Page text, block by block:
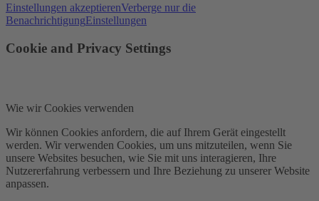
Einstellungen akzeptierenVerberge nur die
BenachrichtigungEinstellungen
Cookie and Privacy Settings
Wie wir Cookies verwenden
Wir können Cookies anfordern, die auf Ihrem Gerät eingestellt
werden. Wir verwenden Cookies, um uns mitzuteilen, wenn Sie
unsere Websites besuchen, wie Sie mit uns interagieren, Ihre
Nutzererfahrung verbessern und Ihre Beziehung zu unserer Website
anpassen.